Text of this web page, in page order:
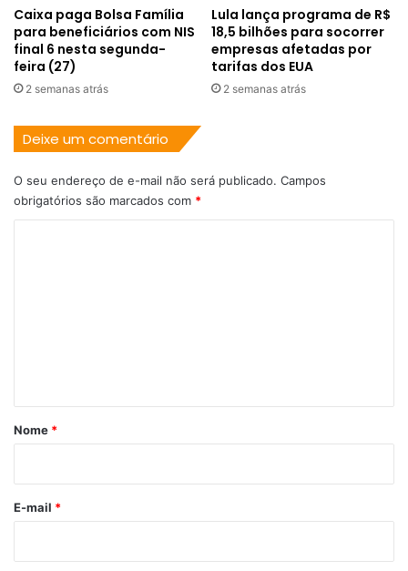
Caixa paga Bolsa Família
para beneficiários com NIS
final 6 nesta segunda-
feira (27)
2 semanas atrás
Lula lança programa de R$
18,5 bilhões para socorrer
empresas afetadas por
tarifas dos EUA
2 semanas atrás
Deixe um comentário
O seu endereço de e-mail não será publicado. Campos
obrigatórios são marcados com *
r
*
Nome *
E-mail *